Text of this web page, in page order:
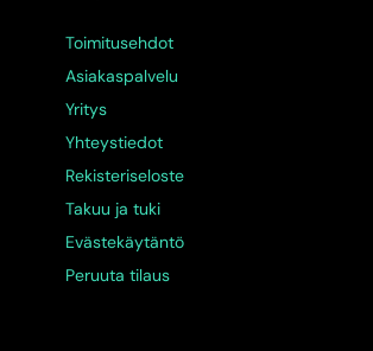
Toimitusehdot
Asiakaspalvelu
Yritys
Yhteystiedot
Rekisteriseloste
Takuu ja tuki
Evästekäytäntö
Peruuta tilaus